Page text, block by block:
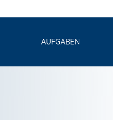
AUFGABEN